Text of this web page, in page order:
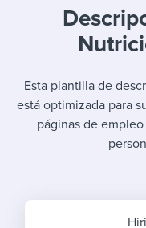
I
I
Esta plantilla de
está optimizada para
páginas de